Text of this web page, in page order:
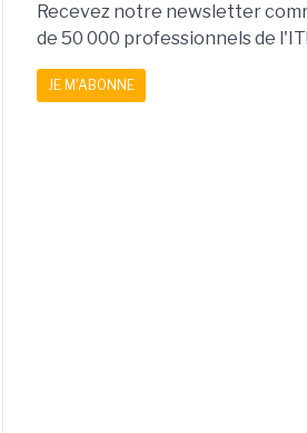
Recevez notre newsletter
de 50 000 professionnels de l'IT!
JE M'ABONNE